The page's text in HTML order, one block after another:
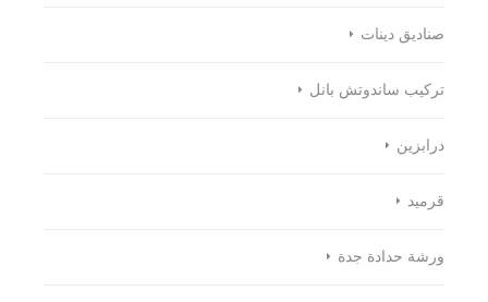
صناديق دينات
تركيب ساندوتش بانل
درابزين
قرميد
ورشة حدادة جدة